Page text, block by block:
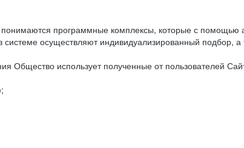
программные комплексы, которые с помощью
осуществляют индивидуализированный подбор,
Общество использует полученные от пользователей